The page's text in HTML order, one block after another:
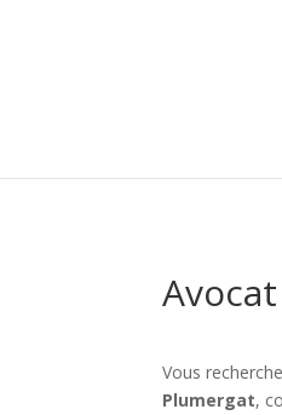
Vous
Plumergat,